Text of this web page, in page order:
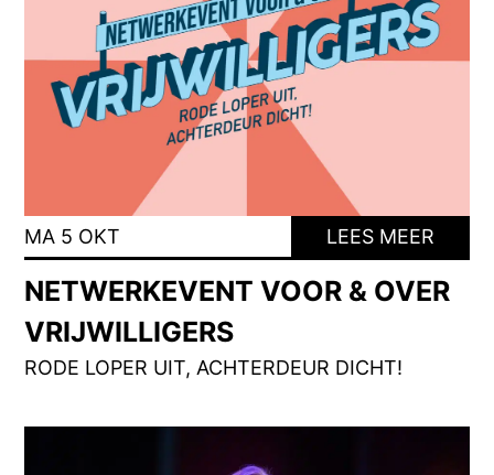
MA 5 OKT LEES MEER
NETWERKEVENT VOOR & OVER
VRIJWILLIGERS
RODE LOPER UIT, ACHTERDEUR DICHT!